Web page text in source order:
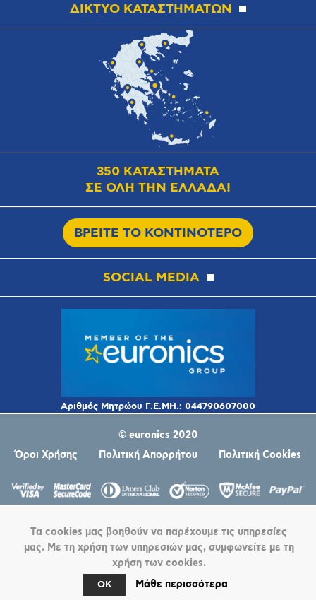
ΔΙΚΤΥΟ ΚΑΤΑΣΤΗΜΑΤΩΝ
350 ΚΑΤΑΣΤΗΜΑΤΑ
ΣΕ ΟΛΗ ΤΗΝ ΕΛΛΑΔΑ!
ΒΡΕΙΤΕ ΤΟ ΚΟΝΤΙΝΟΤΕΡΟ
SOCIAL MEDIA
© euronics 2020
Όροι Χρήσης
Πολιτική Απορρήτου Πολιτική Cookies
Powered by
Τα cookies μας βοηθούν να παρέχουμε τις υπηρεσίες
μας. Με τη χρήση των υπηρεσιών μας, συμφωνείτε με τη
χρήση των cookies.
OK Μάθε περισσότερα